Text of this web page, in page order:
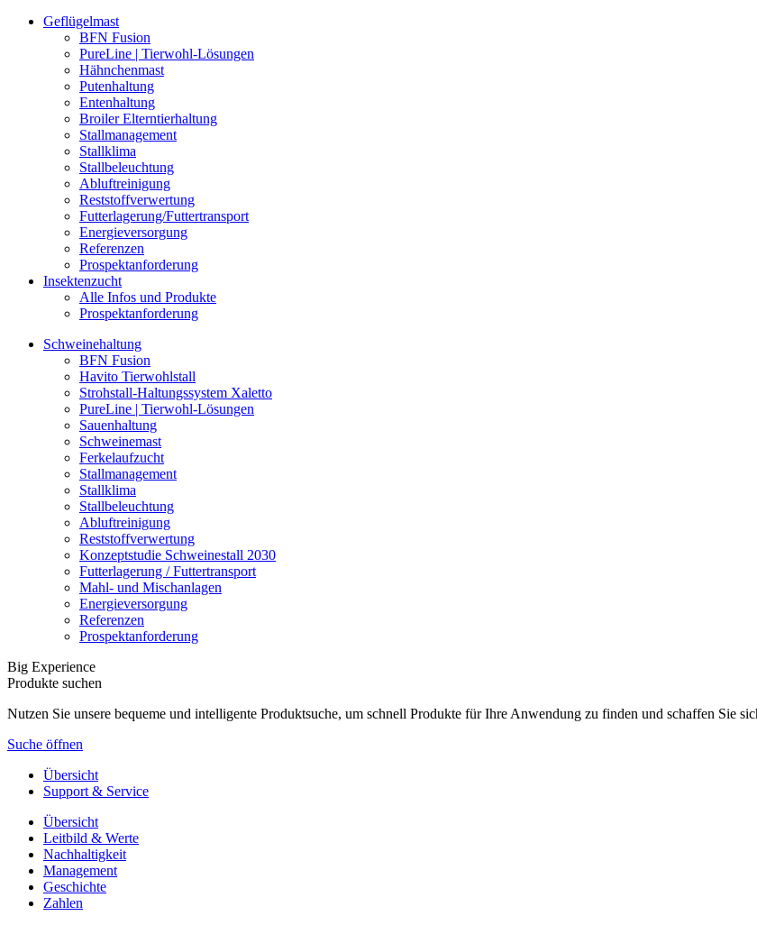
Geflügelmast
BFN Fusion
PureLine | Tierwohl-Lösungen
Hähnchenmast
Putenhaltung
Entenhaltung
Broiler Elterntierhaltung
Stallmanagement
Stallklima
Stallbeleuchtung
Abluftreinigung
Reststoffverwertung
Futterlagerung/Futtertransport
Energieversorgung
Referenzen
Prospektanforderung
Insektenzucht
Alle Infos und Produkte
Prospektanforderung
Schweinehaltung
BFN Fusion
Havito Tierwohlstall
Strohstall-Haltungssystem Xaletto
PureLine | Tierwohl-Lösungen
Sauenhaltung
Schweinemast
Ferkelaufzucht
Stallmanagement
Stallklima
Stallbeleuchtung
Abluftreinigung
Reststoffverwertung
Konzeptstudie Schweinestall 2030
Futterlagerung / Futtertransport
Mahl- und Mischanlagen
Energieversorgung
Referenzen
Prospektanforderung
Big Experience
Produkte suchen
Nutzen Sie unsere bequeme und intelligente Produktsuche, um schnell Produkte für Ihre Anwendung zu finden und schaffen Sie
Suche öffnen
Übersicht
Support & Service
Übersicht
Leitbild & Werte
Nachhaltigkeit
Management
Geschichte
Zahlen